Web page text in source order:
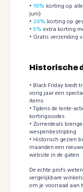
• 10% korting op
juni)
• 20% korting op
•5% extra korting
• Gratis verzending
Historische
• Black Friday biedt
vorig jaar een
items
• Tijdens de lente-
kortingscodes
• Zomerdeals
wespenbestrijding
• Historisch gezien
maanden een
website in de gaten
De echte profs
vergelijkbare
om je voorraad aan